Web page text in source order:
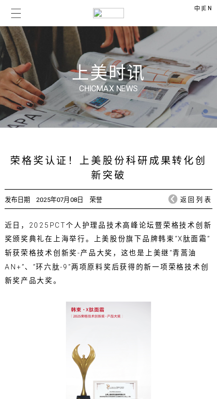
中 |EN
上美时讯
CHICMAX NEWS
荣格奖认证！上美股份科研成果转化创
新突破
发布日期 2025年07月08日 荣誉 返回列表
近日，2025PCT个人护理品技术高峰论坛暨荣格技术创新
奖颁奖典礼在上海举行。上美股份旗下品牌韩束“X肽面霜”
斩获荣格技术创新奖-产品大奖，这也是上美继“青蒿油
AN+”、“环六肽-9”两项原料奖后获得的新一项荣格技术创
新奖产品大奖。